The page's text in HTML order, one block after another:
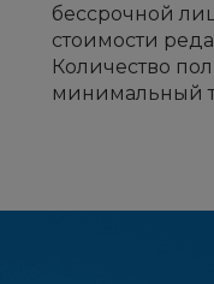
бессрочной
стоимости
Количество
минимальный